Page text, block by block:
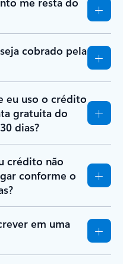
cobrado pela
eu uso o crédito
gratuita do
dias?
crédito não
conforme o
em uma